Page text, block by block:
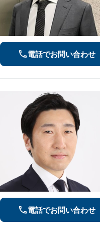
電話でお問い合わせ
電話でお問い合わせ